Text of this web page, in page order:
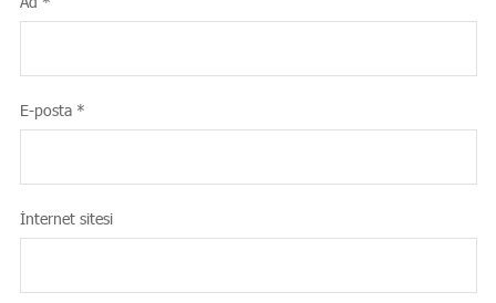
E-posta *
İnternet sitesi